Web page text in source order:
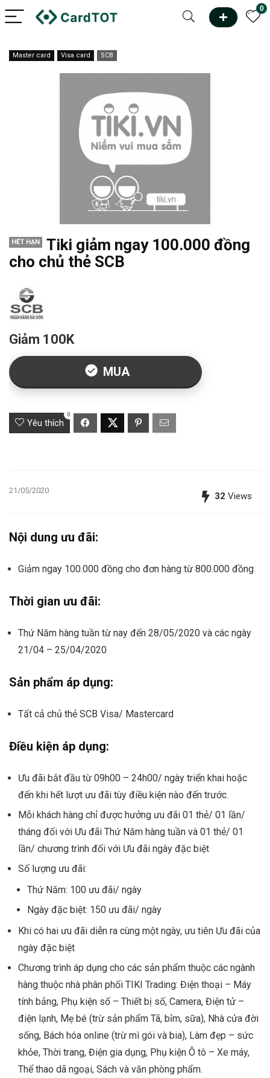
0
Master card Visa card SCB
HẾT HẠN
Tiki giảm ngay 100.000 đồng
cho chủ thẻ SCB
Giảm 100K
MUA
Yêu thích
0
21/05/2020
32 Views
Nội dung ưu đãi:
Giảm ngay 100.000 đồng cho đơn hàng từ 800.000 đồng
Thời gian ưu đãi:
Thứ Năm hàng tuần từ nay đến 28/05/2020 và các ngày
21/04 – 25/04/2020
Sản phẩm áp dụng:
Tất cả chủ thẻ SCB Visa/ Mastercard
Điều kiện áp dụng:
Ưu đãi bắt đầu từ 09h00 – 24h00/ ngày triển khai hoặc
đến khi hết lượt ưu đãi tùy điều kiện nào đến trước.
Mỗi khách hàng chỉ được hưởng ưu đãi 01 thẻ/ 01 lần/
tháng đối với Ưu đãi Thứ Năm hàng tuần và 01 thẻ/ 01
lần/ chương trình đối với Ưu đãi ngày đặc biệt
Số lượng ưu đãi:
Thứ Năm: 100 ưu đãi/ ngày
Ngày đặc biệt: 150 ưu đãi/ ngày
Khi có hai ưu đãi diễn ra cùng một ngày, ưu tiên Ưu đãi của
ngày đặc biệt
Chương trình áp dụng cho các sản phẩm thuộc các ngành
hàng thuộc nhà phân phối TIKI Trading: Điện thoại – Máy
tính bảng, Phụ kiện số – Thiết bị số, Camera, Điện tử –
điện lạnh, Mẹ bé (trừ sản phẩm Tã, bỉm, sữa), Nhà cửa đời
sống, Bách hóa online (trừ mì gói và bia), Làm đẹp – sức
khỏe, Thời trang, Điện gia dụng, Phụ kiện Ô tô – Xe máy,
Thể thao dã ngoại, Sách và văn phòng phẩm.